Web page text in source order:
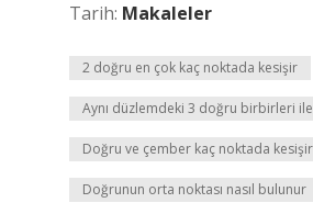
Tarih: Makaleler
2 doğru en çok kaç noktada kesişir
Aynı düzlemdeki 3 doğru birbirleri
Doğru ve çember kaç noktada kesişir
Doğrunun orta noktası nasıl bulunur